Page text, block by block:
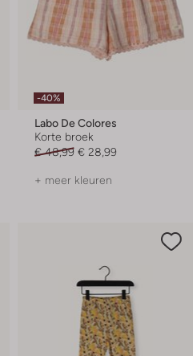
-40%
Labo De Colores
Korte broek
€ 48,99 € 28,99
+ meer kleuren